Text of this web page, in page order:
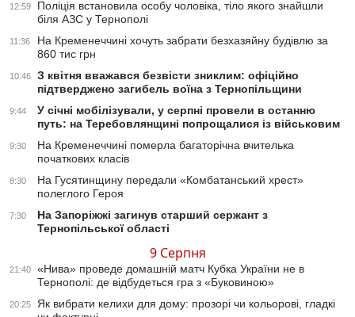
12:59
Поліція встановила особу чоловіка, тіло якого знайшли
біля АЗС у Тернополі
11:36
На Кременеччині хочуть забрати безхазяйну будівлю за
860 тис грн
10:46
З квітня вважався безвісти зниклим: офіційно
підтверджено загибель воїна з Тернопільщини
9:44
У січні мобілізували, у серпні провели в останню
путь: на Теребовлянщині попрощалися із військовим
9:30
На Кременеччині померла багаторічна вчителька
початкових класів
8:30
На Гусятинщину передали «Комбатанський хрест»
полеглого Героя
7:30
На Запоріжжі загинув старший сержант з
Тернопільської області
9 Серпня
21:40
«Нива» проведе домашній матч Кубка України не в
Тернополі: де відбудеться гра з «Буковиною»
20:25
Як вибрати келихи для дому: прозорі чи кольорові, гладкі